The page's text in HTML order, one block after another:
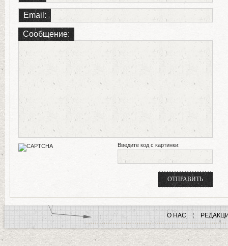
Email:
Сообщение:
Введите код с картинки:
О НАС